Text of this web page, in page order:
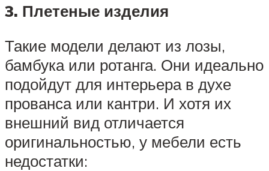
3. Плетеные изделия
Такие модели делают из лозы,
бамбука или ротанга. Они идеально
подойдут для интерьера в духе
прованса или кантри. И хотя их
внешний вид отличается
оригинальностью, у мебели есть
недостатки: